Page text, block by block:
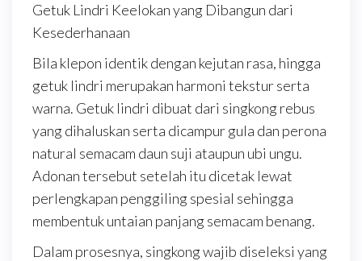
Getuk Lindri Keelokan yang Dibangun dari
Kesederhanaan
Bila klepon identik dengan kejutan rasa, hingga
getuk lindri merupakan harmoni tekstur serta
warna. Getuk lindri dibuat dari singkong rebus
yang dihaluskan serta dicampur gula dan perona
natural semacam daun suji ataupun ubi ungu.
Adonan tersebut setelah itu dicetak lewat
perlengkapan penggiling spesial sehingga
membentuk untaian panjang semacam benang.
Dalam prosesnya, singkong wajib diseleksi yang